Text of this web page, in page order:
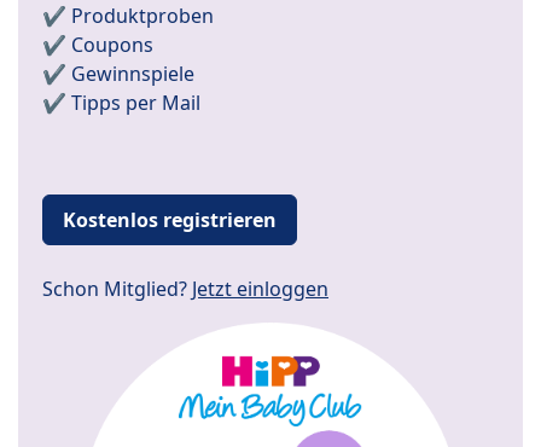
✔️ Produktproben
✔️ Coupons
✔️ Gewinnspiele
✔️ Tipps per Mail
Kostenlos registrieren
Schon Mitglied? Jetzt einloggen